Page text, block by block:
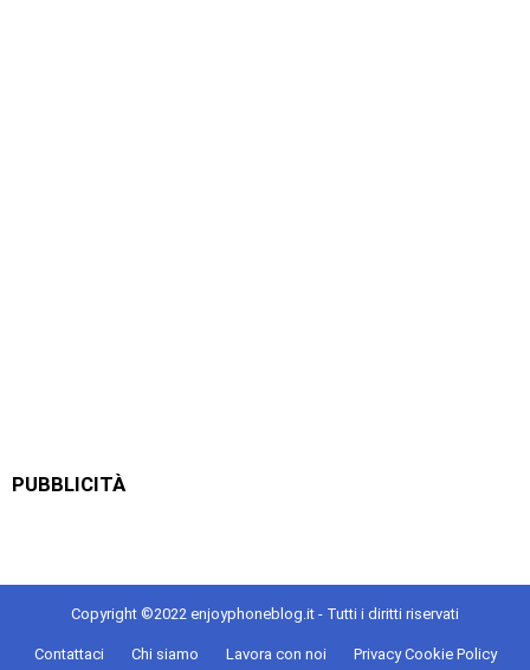
PUBBLICITÀ
Copyright ©2022 enjoyphoneblog.it - Tutti i diritti riservati
Contattaci Chi siamo Lavora con noi Privacy Cookie Policy